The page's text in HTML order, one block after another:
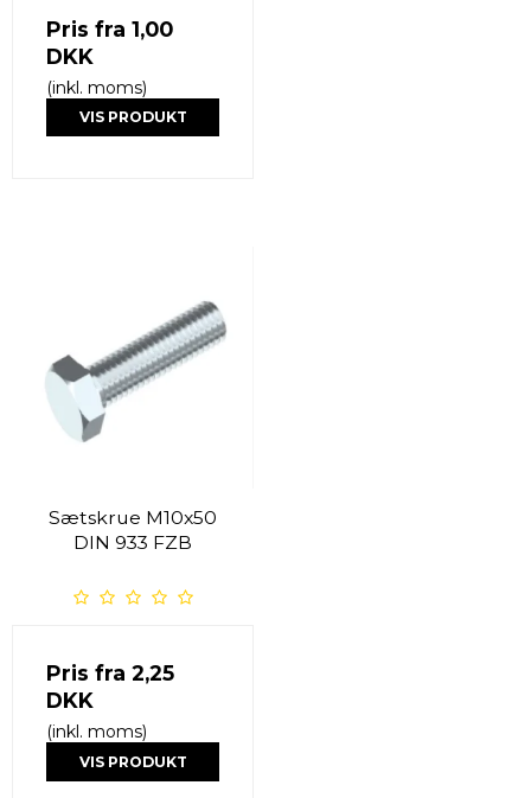
Pris fra 1,00
DKK
(inkl. moms)
VIS PRODUKT
Sætskrue M10x50
DIN 933 FZB
Pris fra 2,25
DKK
(inkl. moms)
VIS PRODUKT